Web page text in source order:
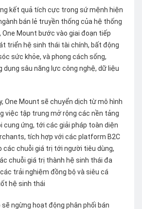
kết quả tích cực trong sứ mệnh hiện
bán lẻ truyền thống của hệ thống
One Mount bước vào giai đoạn tiếp
triển hệ sinh thái tài chính, bất động
sức khỏe, và phong cách sống,
dụng sâu năng lực công nghệ, dữ liệu
One Mount sẽ chuyển dịch từ mô hình
việc tập trung mở rộng các nền tảng
cung ứng, tới các giải pháp toàn diện
tích hợp với các platform B2C
chuỗi giá trị tới người tiêu dùng,
chuỗi giá trị thành hệ sinh thái đa
trải nghiệm đồng bộ và siêu cá
hệ sinh thái
sẽ ngừng hoạt động phân phối bán